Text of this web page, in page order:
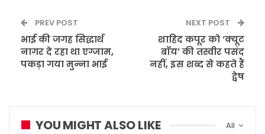
PREV POST
भाई की जगह सिद्धार्थ
नागर दे रहा था एग्जाम,
पकड़ा गया मुन्ना भाई
NEXT POST
शाहिद कपूर को ‘क्यूट
बॉय’ की तस्वीर पसंद
नहीं, इस शब्द से कहते हैं
द्वेष
All
YOU MIGHT ALSO LIKE